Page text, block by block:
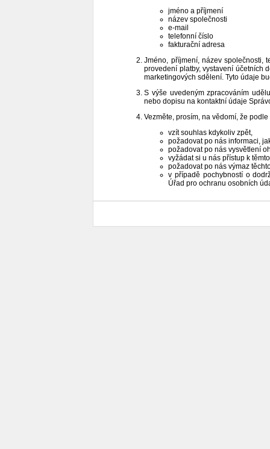
jméno a příjmení
název společnosti
e-mail
telefonní číslo
fakturační adresa
Jméno, příjmení, název společnosti,
provedení platby, vystavení účetních
marketingových sdělení. Tyto údaje
S výše uvedeným zpracováním
nebo dopisu na kontaktní údaje
Vezměte, prosím, na vědomí, že
vzít souhlas kdykoliv zpět,
požadovat po nás informaci,
požadovat po nás vysvětlení
vyžádat si u nás přístup k
požadovat po nás výmaz
v případě pochybností o
Úřad pro ochranu osobních